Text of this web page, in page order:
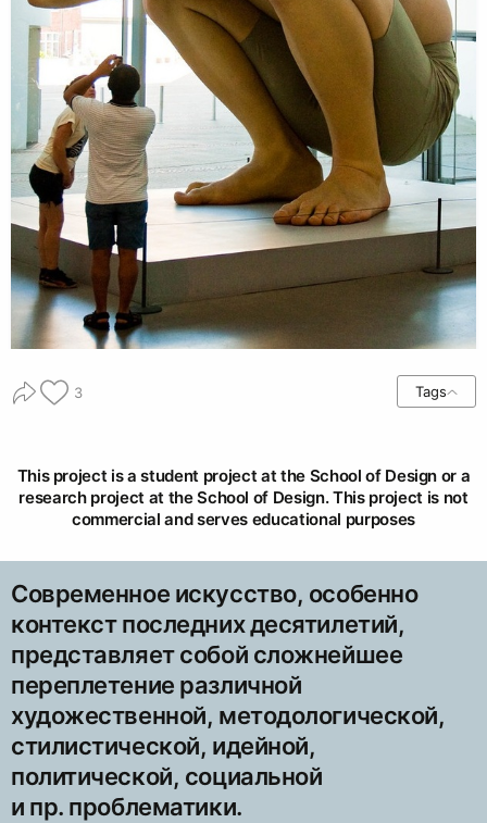
3 Tags
This project is a student project at the School of Design or a
research project at the School of Design. This project is not
commercial and serves educational purposes
Современное искусство, особенно
контекст последних десятилетий,
представляет собой сложнейшее
переплетение различной
художественной, методологической,
стилистической, идейной,
политической, социальной
и пр. проблематики.